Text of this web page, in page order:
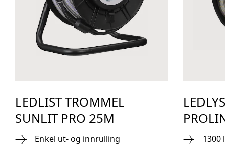
LEDLIST TROMMEL
SUNLIT PRO 25M
Enkel ut- og innrulling
1300